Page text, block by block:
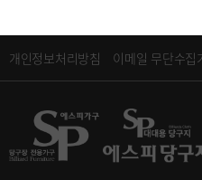
개인정보처리방침 이메일 무단수집